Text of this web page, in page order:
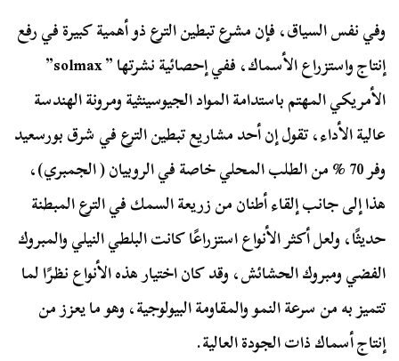
وفي نفس السياق، فإن مشرع تبطين الترع ذو أهمية كبيرة في رفع
إنتاج واستزراع الأسماك، ففي إحصائية نشرتها ” solmax”
الأمريكي المهتم باستدامة المواد الجيوسينثية ومرونة الهندسة
عالية الأداء، تقول إن أحد مشاريع تبطين الترع في شرق بورسعيد
وفر 70 % من الطلب المحلي خاصة في الروبيان ( الجمبري)،
هذا إلى جانب إلقاء أطنان من زريعة السمك في الترع المبطنة
حديثًا، ولعل أكثر الأنواع استزراعًا كانت البلطي النيلي والمبروك
الفضي ومبروك الحشائش، وقد كان اختيار هذه الأنواع نظرًا لما
تتميز به من سرعة النمو والمقاومة البيولوجية، وهو ما يعزز من
إنتاج أسماك ذات الجودة العالية.